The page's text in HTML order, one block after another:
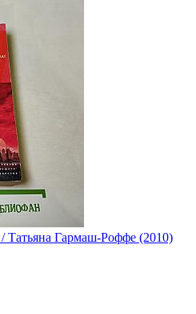
Татьяна Гармаш-Роффе (2010)